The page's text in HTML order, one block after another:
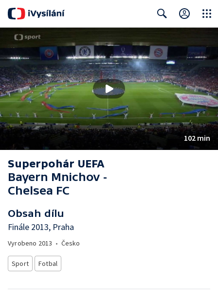
102 min
Superpohár UEFA
Bayern Mnichov -
Chelsea FC
Obsah dílu
Finále 2013, Praha
Vyrobeno 2013 • Česko
Sport Fotbal